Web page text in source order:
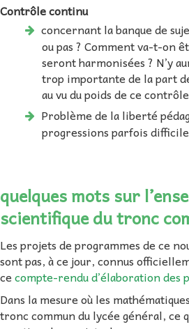
Contrôle continu
concernant la banque de
ou pas ? Comment va-t-on
seront harmonisées ? N’y
trop importante de la part
au vu du poids de ce
Problème de la liberté
progressions parfois
quelques mots sur
scientifique du tronc
Les projets de programmes de ce
sont pas, à ce jour, connus
cecompte-rendu d’élaboration des
Dans la mesure où les
tronc commun du lycée général, ce